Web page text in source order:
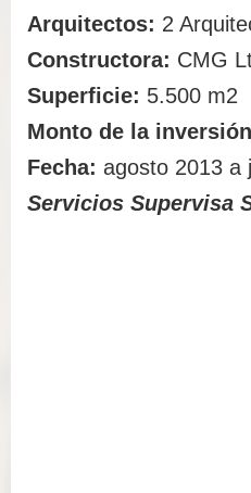
Arquitectos: 2
Constructora: CMG
Superficie: 5.500 m2
Monto de la
Fecha: agosto 2013 a
Servicios Supervisa